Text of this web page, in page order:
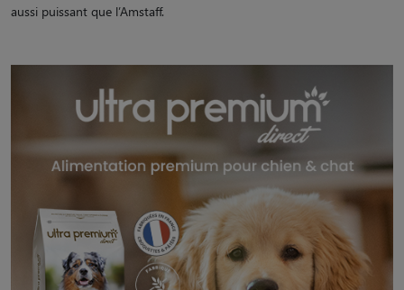
aussi puissant que l’Amstaff.